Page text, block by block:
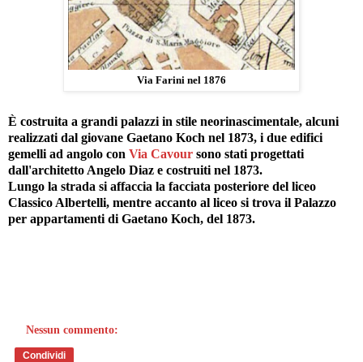
Via Farini nel 1876
È costruita a grandi palazzi in stile neorinascimentale, alcuni
realizzati dal giovane Gaetano Koch nel 1873, i due edifici
gemelli ad angolo con Via Cavour sono stati progettati
dall'architetto Angelo Diaz e costruiti nel 1873.
Lungo la strada si affaccia la facciata posteriore del liceo
Classico Albertelli, mentre accanto al liceo si trova il Palazzo
per appartamenti di Gaetano Koch, del 1873.
Nessun commento:
Condividi